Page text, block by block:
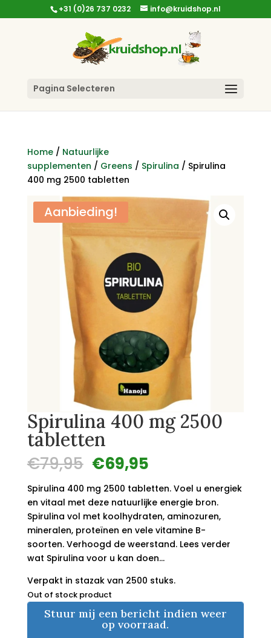
+31 (0)26 737 0232 info@kruidshop.nl
Pagina Selecteren
Home/ Natuurlijke
supplementen / Greens / Spirulina / Spirulina
400 mg 2500 tabletten
Aanbieding!
Spirulina 400 mg 2500
tabletten
€79,95 Oorspronkelijke
prijs
was:
€79,95.
€69,95Huidige
is:
€69,95.
Spirulina 400 mg 2500 tabletten. Voel u energiek
en vitaal met deze natuurlijke energie bron.
Spirulina vol met koolhydraten, aminozuren,
mineralen, proteïnen en vele vitamine B-
soorten. Verhoogd de weerstand. Lees verder
wat Spirulina voor u kan doen…
Verpakt in stazak van 2500 stuks.
Out of stock product
Stuur mij een bericht indien weer
op voorraad.